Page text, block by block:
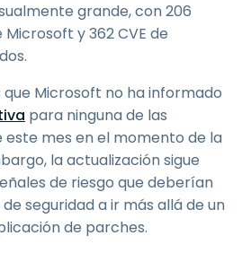
grande, con 206
y 362 CVE de
que Microsoft no ha informado
para ninguna de las
este mes en el momento de la
la actualización sigue
de riesgo que deberían
seguridad a ir más allá de un
de parches.